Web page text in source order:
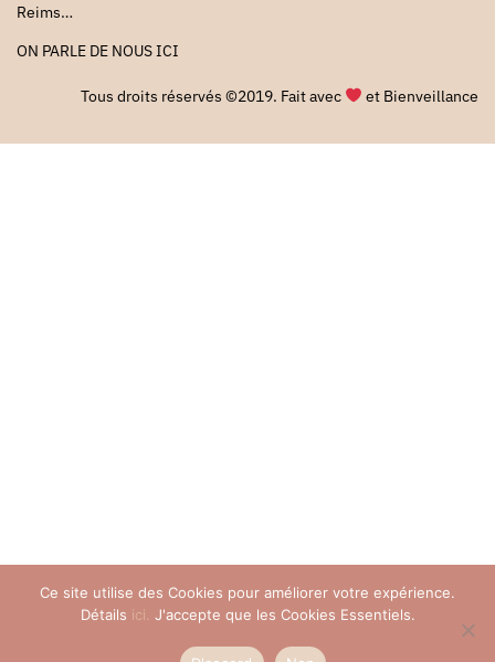
Reims…
ON PARLE DE NOUSICI
Tous droits réservés ©2019. Fait avec et Bienveillance
Ce site utilise des Cookies pour améliorer votre expérience.
Détails ici. J'accepte que les Cookies Essentiels.